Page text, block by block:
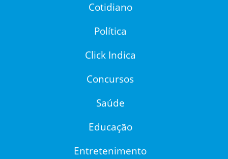
Cotidiano
Política
Click Indica
Concursos
Saúde
Educação
Entretenimento